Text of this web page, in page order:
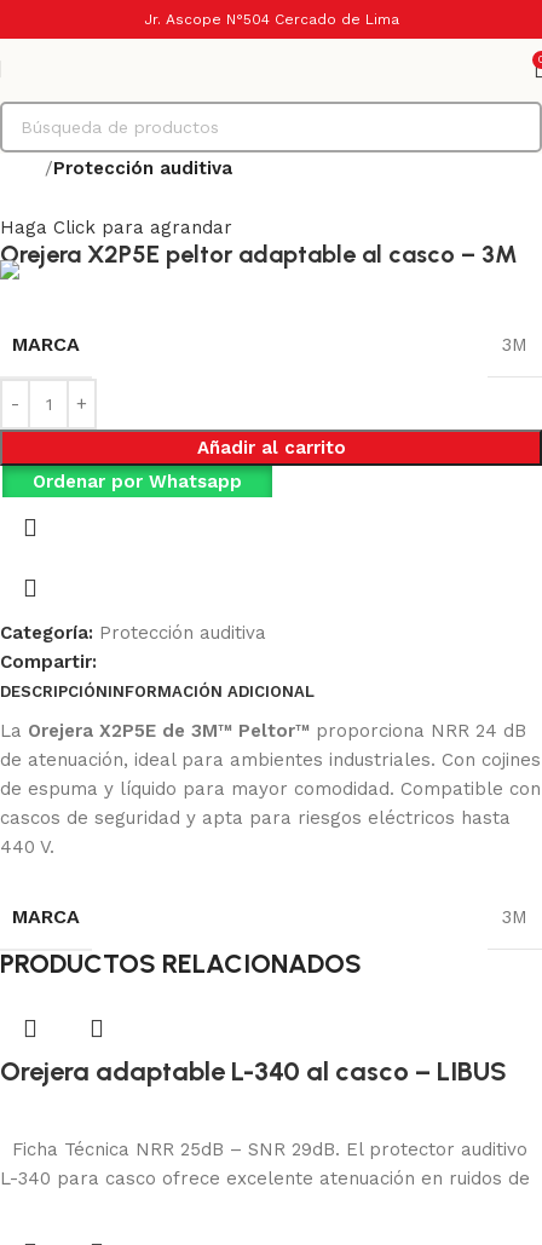
Jr. Ascope N°504 Cercado de Lima
Protección auditiva
Haga Click para agrandar
Orejera X2P5E peltor adaptable al casco – 3M
MARCA 3M
Añadir al carrito
Ordenar por Whatsapp
Categoría: Protección auditiva
Compartir:
DESCRIPCIÓNINFORMACIÓN ADICIONAL
La Orejera X2P5E de 3M™ Peltor™ proporciona NRR 24 dB
de atenuación, ideal para ambientes industriales. Con cojines
de espuma y líquido para mayor comodidad. Compatible con
cascos de seguridad y apta para riesgos eléctricos hasta
440 V.
MARCA 3M
PRODUCTOS RELACIONADOS
Orejera adaptable L-340 al casco – LIBUS
Protección auditiva
Ficha Técnica NRR 25dB – SNR 29dB. El protector auditivo
L-340 para casco ofrece excelente atenuación en ruidos de